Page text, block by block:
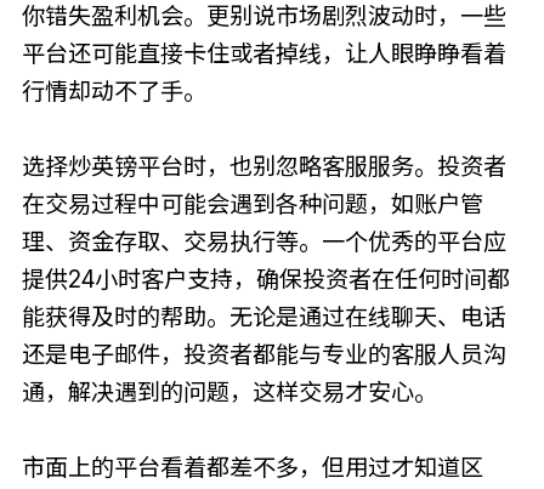
你错失盈利机会。更别说市场剧烈波动时，一些
平台还可能直接卡住或者掉线，让人眼睁睁看着
行情却动不了手。
选择炒英镑平台时，也别忽略客服服务。投资者
在交易过程中可能会遇到各种问题，如账户管
理、资金存取、交易执行等。一个优秀的平台应
提供24小时客户支持，确保投资者在任何时间都
能获得及时的帮助。无论是通过在线聊天、电话
还是电子邮件，投资者都能与专业的客服人员沟
通，解决遇到的问题，这样交易才安心。
市面上的平台看着都差不多，但用过才知道区